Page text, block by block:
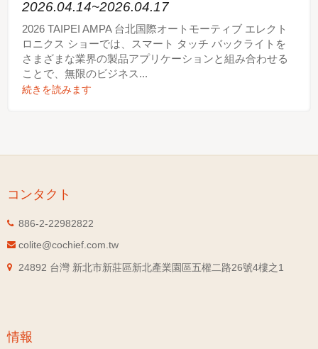
2026.04.14~2026.04.17
2026 TAIPEI AMPA 台北国際オートモーティブ エレクト
ロニクス ショーでは、スマート タッチ バックライトを
さまざまな業界の製品アプリケーションと組み合わせる
ことで、無限のビジネス...
続きを読みます
コンタクト
886-2-22982822
colite@cochief.com.tw
24892 台灣 新北市新莊區新北產業園區五權二路26號4樓之1
情報